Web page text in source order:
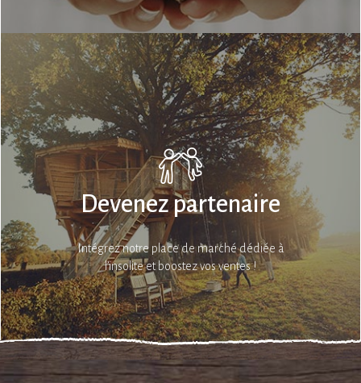
Devenez partenaire
Intégrez notre place de marché dédiée à
l’insolite et boostez vos ventes !